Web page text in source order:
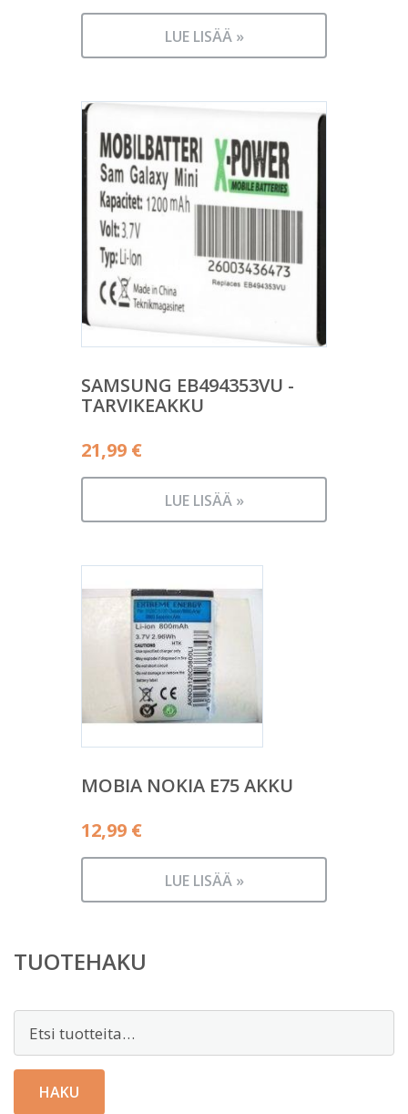
LUE LISÄÄ »
SAMSUNG EB494353VU -
TARVIKEAKKU
21,99 €
LUE LISÄÄ »
MOBIA NOKIA E75 AKKU
12,99 €
LUE LISÄÄ »
TUOTEHAKU
HAKU